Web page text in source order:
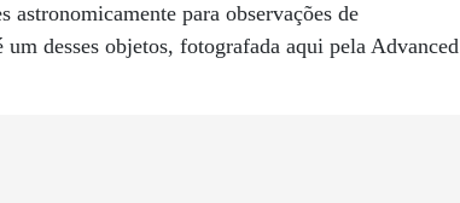
para observações de
desses objetos, fotografada aqui pela Advanced